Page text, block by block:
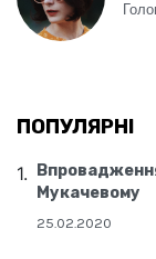
ПОПУЛЯРНІ
Мукачевому
25.02.2020